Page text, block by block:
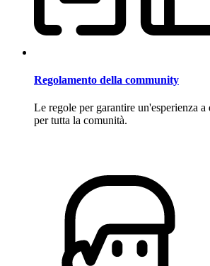
Regolamento della community
Le regole per garantire un'esperienza
per tutta la comunità.